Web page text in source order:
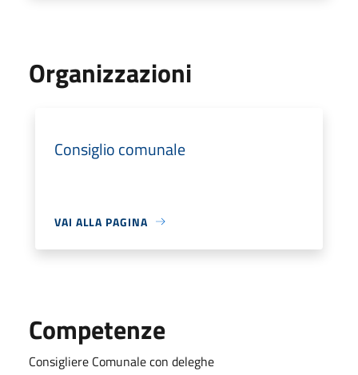
Organizzazioni
Consiglio comunale
VAI ALLA PAGINA
Competenze
Consigliere Comunale con deleghe